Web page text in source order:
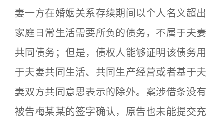
妻一方在婚姻关系存续期间以个人名义超出
家庭日常生活需要所负的债务，不属于夫妻
共同债务；但是，债权人能够证明该债务用
于夫妻共同生活、共同生产经营或者基于夫
妻双方共同意思表示的除外。案涉借条没有
被告梅某某的签字确认，原告也未能提交充